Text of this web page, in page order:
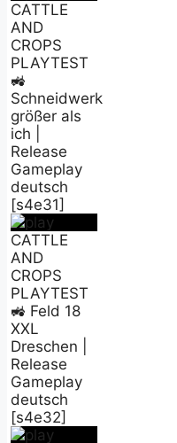
CATTLE
AND
CROPS
PLAYTEST
🚜
Schneidwerk
größer als
ich |
Release
Gameplay
deutsch
[s4e31]
CATTLE
AND
CROPS
PLAYTEST
🚜 Feld 18
XXL
Dreschen |
Release
Gameplay
deutsch
[s4e32]